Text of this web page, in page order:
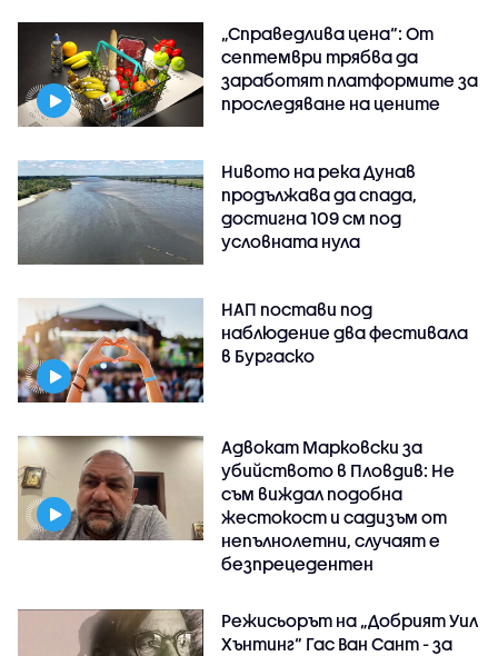
„Справедлива цена“: От
септември трябва да
заработят платформите за
проследяване на цените
Нивото на река Дунав
продължава да спада,
достигна 109 см под
условната нула
НАП постави под
наблюдение два фестивала
в Бургаско
Адвокат Марковски за
убийството в Пловдив: Не
съм виждал подобна
жестокост и садизъм от
непълнолетни, случаят е
безпрецедентен
Режисьорът на „Добрият Уил
Хънтинг“ Гас Ван Сант - за